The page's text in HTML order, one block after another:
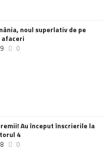
noul superlativ de pe
0
Au început înscrierile la
4
0